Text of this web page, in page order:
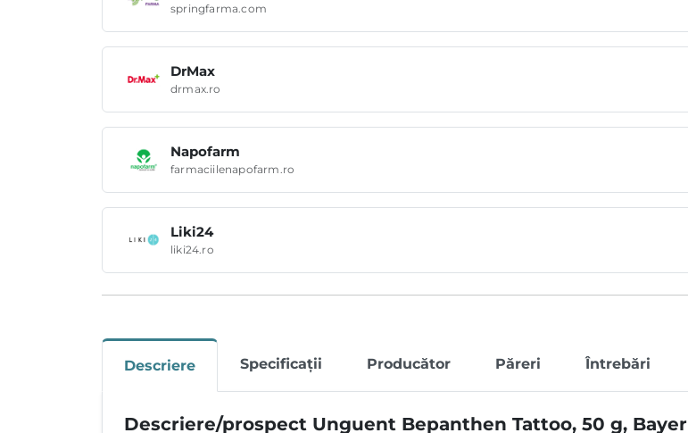
springfarma.com
DrMax
drmax.ro
Napofarm
farmaciilenapofarm.ro
Liki24
liki24.ro
Descriere Specificații Producător Păreri Întrebări
Descriere/prospect Unguent Bepanthen Tattoo, 50 g, Bayer